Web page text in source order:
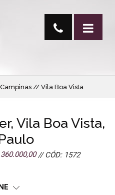
// Vila Boa Vista
Vila Boa Vista,
// CÓD: 1572